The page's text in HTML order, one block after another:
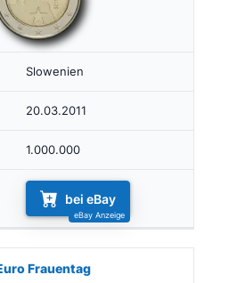
Slowenien
20.03.2011
1.000.000
bei eBay
Frauentag